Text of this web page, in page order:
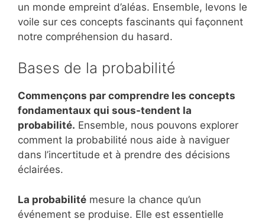
un monde empreint d’aléas. Ensemble, levons le
voile sur ces concepts fascinants qui façonnent
notre compréhension du hasard.
Bases de la probabilité
Commençons par comprendre les concepts
fondamentaux qui sous-tendent la
probabilité. Ensemble, nous pouvons explorer
comment la probabilité nous aide à naviguer
dans l’incertitude et à prendre des décisions
éclairées.
La probabilité mesure la chance qu’un
événement se produise. Elle est essentielle